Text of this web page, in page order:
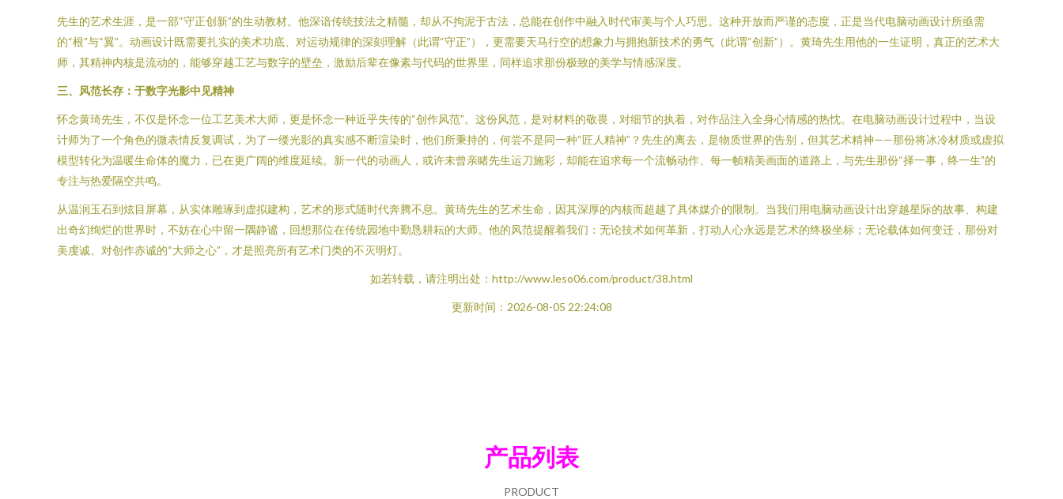
先生的艺术生涯，是一部“守正创新”的生动教材。他深谙传统技法之精髓，却从不拘泥于古法，总能在创作中融入时代审美与个人巧思。这种开放而严谨的态度，正是当代电脑动画设计所亟需
的“根”与“翼”。动画设计既需要扎实的美术功底、对运动规律的深刻理解（此谓“守正”），更需要天马行空的想象力与拥抱新技术的勇气（此谓“创新”）。黄琦先生用他的一生证明，真正的艺术大
师，其精神内核是流动的，能够穿越工艺与数字的壁垒，激励后辈在像素与代码的世界里，同样追求那份极致的美学与情感深度。
三、风范长存：于数字光影中见精神
怀念黄琦先生，不仅是怀念一位工艺美术大师，更是怀念一种近乎失传的“创作风范”。这份风范，是对材料的敬畏，对细节的执着，对作品注入全身心情感的热忱。在电脑动画设计过程中，当设
计师为了一个角色的微表情反复调试，为了一缕光影的真实感不断渲染时，他们所秉持的，何尝不是同一种“匠人精神”？先生的离去，是物质世界的告别，但其艺术精神——那份将冰冷材质或虚拟
模型转化为温暖生命体的魔力，已在更广阔的维度延续。新一代的动画人，或许未曾亲睹先生运刀施彩，却能在追求每一个流畅动作、每一帧精美画面的道路上，与先生那份“择一事，终一生”的
专注与热爱隔空共鸣。
从温润玉石到炫目屏幕，从实体雕琢到虚拟建构，艺术的形式随时代奔腾不息。黄琦先生的艺术生命，因其深厚的内核而超越了具体媒介的限制。当我们用电脑动画设计出穿越星际的故事、构建
出奇幻绚烂的世界时，不妨在心中留一隅静谧，回想那位在传统园地中勤恳耕耘的大师。他的风范提醒着我们：无论技术如何革新，打动人心永远是艺术的终极坐标；无论载体如何变迁，那份对
美虔诚、对创作赤诚的“大师之心”，才是照亮所有艺术门类的不灭明灯。
如若转载，请注明出处：http://www.leso06.com/product/38.html
更新时间：2026-08-05 22:24:08
产品列表
PRODUCT